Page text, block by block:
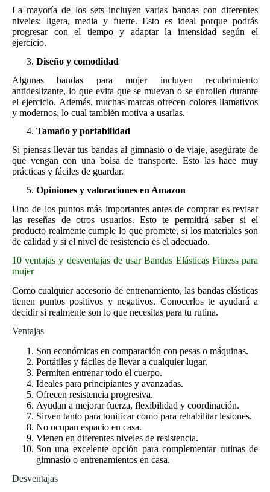
La mayoría de los sets incluyen varias bandas con diferentes
niveles: ligera, media y fuerte. Esto es ideal porque podrás
progresar con el tiempo y adaptar la intensidad según el
ejercicio.
Diseño y comodidad
Algunas bandas para mujer incluyen recubrimiento
antideslizante, lo que evita que se muevan o se enrollen durante
el ejercicio. Además, muchas marcas ofrecen colores llamativos
y modernos, lo cual también motiva a usarlas.
Tamaño y portabilidad
Si piensas llevar tus bandas al gimnasio o de viaje, asegúrate de
que vengan con una bolsa de transporte. Esto las hace muy
prácticas y fáciles de guardar.
Opiniones y valoraciones en Amazon
Uno de los puntos más importantes antes de comprar es revisar
las reseñas de otros usuarios. Esto te permitirá saber si el
producto realmente cumple lo que promete, si los materiales son
de calidad y si el nivel de resistencia es el adecuado.
10 ventajas y desventajas de usar Bandas Elásticas Fitness para
mujer
Como cualquier accesorio de entrenamiento, las bandas elásticas
tienen puntos positivos y negativos. Conocerlos te ayudará a
decidir si realmente son lo que necesitas para tu rutina.
Ventajas
Son económicas en comparación con pesas o máquinas.
Portátiles y fáciles de llevar a cualquier lugar.
Permiten entrenar todo el cuerpo.
Ideales para principiantes y avanzadas.
Ofrecen resistencia progresiva.
Ayudan a mejorar fuerza, flexibilidad y coordinación.
Sirven tanto para tonificar como para rehabilitar lesiones.
No ocupan espacio en casa.
Vienen en diferentes niveles de resistencia.
Son una excelente opción para complementar rutinas de
gimnasio o entrenamientos en casa.
Desventajas